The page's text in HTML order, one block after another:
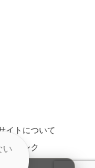
イトについて
リンク
い